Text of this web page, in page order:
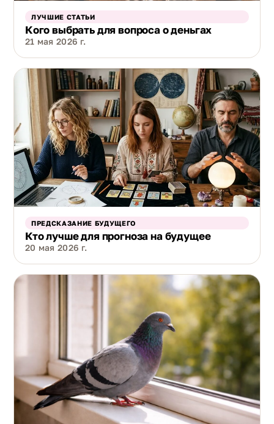
ЛУЧШИЕ СТАТЬИ
Кого выбрать для вопроса о деньгах
21 мая 2026 г.
ПРЕДСКАЗАНИЕ БУДУЩЕГО
Кто лучше для прогноза на будущее
20 мая 2026 г.